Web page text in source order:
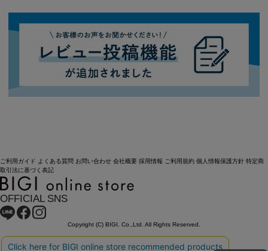
ご利用ガイド よくある質問 お問い合わせ 会社概要 採用情報 ご利用規約 個人情報保護方針 特定商
取引法に基づく表記
OFFICIAL SNS
Copyright (C) BIGI. Co.,Ltd. All Rights Reserved.